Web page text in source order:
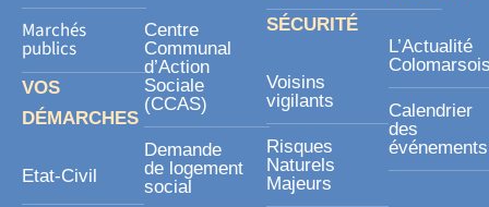
Marchés
publics
VOS
DÉMARCHES
Etat-Civil
Centre
Communal
d’Action
Sociale
(CCAS)
Demande
de logement
social
SÉCURITÉ
Voisins
vigilants
Risques
Naturels
Majeurs
L’Actualité
Calendrier
des
événements